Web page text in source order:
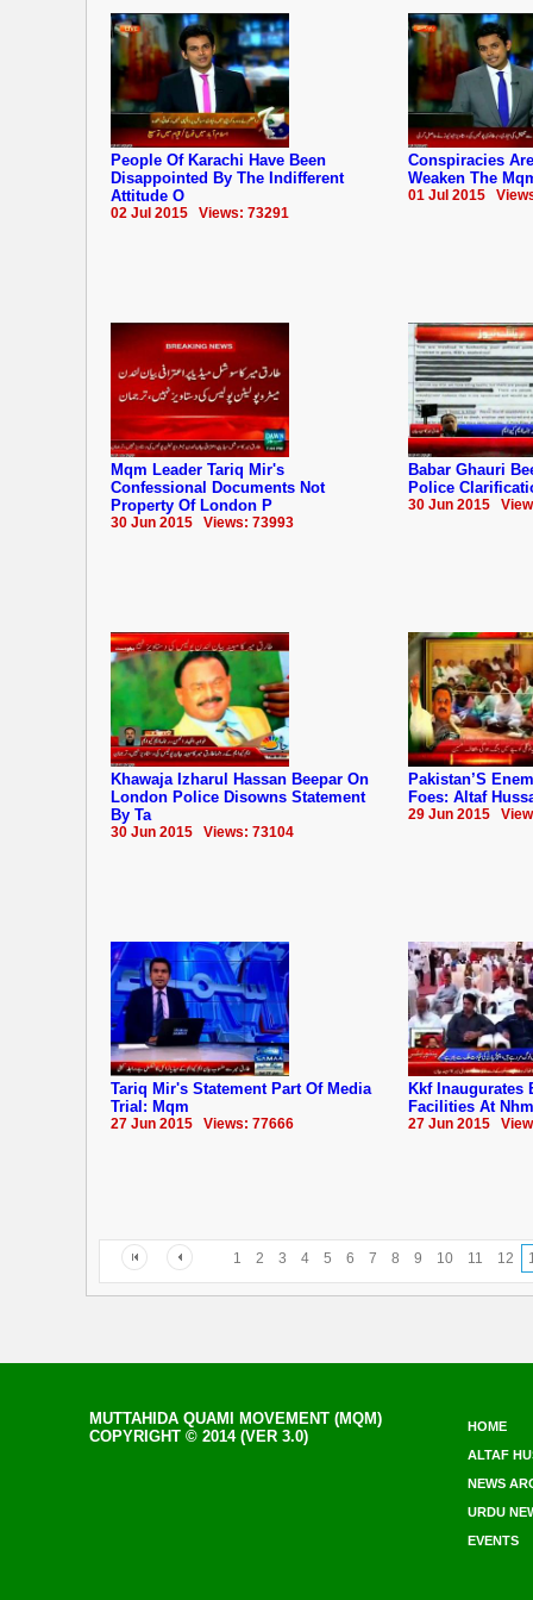
People Of Karachi Have Been
Disappointed By The Indifferent
Attitude O
02 Jul 2015 Views: 73291
Conspiracies
Weaken The
01 Jul 2015
Mqm Leader Tariq Mir's
Confessional Documents Not
Property Of London P
30 Jun 2015 Views: 73993
Babar Ghauri
Police
30 Jun 2015
Khawaja Izharul Hassan Beepar On
London Police Disowns Statement
By Ta
30 Jun 2015 Views: 73104
Pakistan’S
Foes: Altaf
29 Jun 2015
Tariq Mir's Statement Part Of Media
Trial: Mqm
27 Jun 2015 Views: 77666
Kkf Inaugurates
Facilities At
27 Jun 2015
1 2 3 4 5 6 7 8 9 10 11 12
MUTTAHIDA QUAMI MOVEMENT (MQM)
COPYRIGHT © 2014 (VER 3.0)
HOME
ALTAF
NEWS
URDU
EVENTS